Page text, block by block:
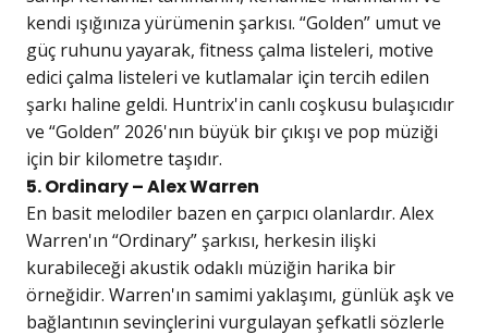
kendi ışığınıza yürümenin şarkısı. “Golden” umut ve
güç ruhunu yayarak, fitness çalma listeleri, motive
edici çalma listeleri ve kutlamalar için tercih edilen
şarkı haline geldi. Huntrix'in canlı coşkusu bulaşıcıdır
ve “Golden” 2026'nın büyük bir çıkışı ve pop müziği
için bir kilometre taşıdır.
5. Ordinary – Alex Warren
En basit melodiler bazen en çarpıcı olanlardır. Alex
Warren'ın “Ordinary” şarkısı, herkesin ilişki
kurabileceği akustik odaklı müziğin harika bir
örneğidir. Warren'ın samimi yaklaşımı, günlük aşk ve
bağlantının sevinçlerini vurgulayan şefkatli sözlerle